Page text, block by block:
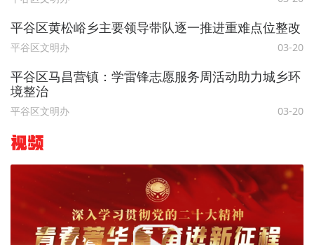
平谷区黄松峪乡主要领导带队逐一推进重难点位整改
平谷区文明办 03-20
平谷区马昌营镇：学雷锋志愿服务周活动助力城乡环
境整治
平谷区文明办 03-20
视频